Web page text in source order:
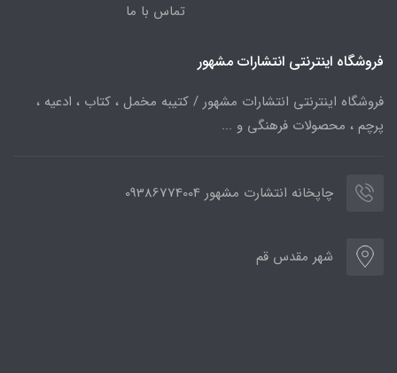
تماس با ما
فروشگاه اینترنتی انتشارات مشهور
فروشگاه اینترنتی انتشارات مشهور / کتیبه مخمل ، کتاب ، ادعیه ،
پرچم ، محصولات فرهنگی و ...
چاپخانه انتشارت مشهور 09386774004
شهر مقدس قم